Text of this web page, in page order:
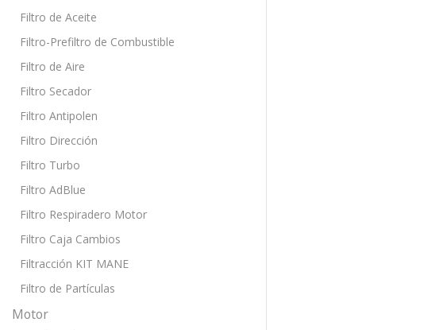
Filtro de Aceite
Filtro-Prefiltro de Combustible
Filtro de Aire
Filtro Secador
Filtro Antipolen
Filtro Dirección
Filtro Turbo
Filtro AdBlue
Filtro Respiradero Motor
Filtro Caja Cambios
Filtracción KIT MANE
Filtro de Partículas
Motor